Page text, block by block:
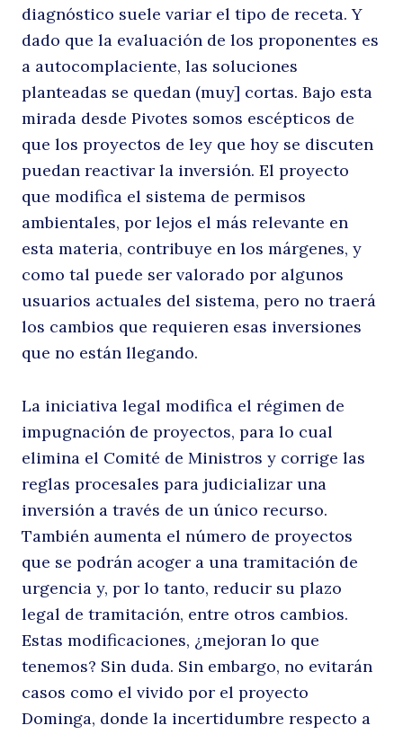
diagnóstico suele variar el tipo de receta. Y
dado que la evaluación de los proponentes es
a autocomplaciente, las soluciones
planteadas se quedan (muy] cortas. Bajo esta
mirada desde Pivotes somos escépticos de
que los proyectos de ley que hoy se discuten
puedan reactivar la inversión. El proyecto
que modifica el sistema de permisos
ambientales, por lejos el más relevante en
esta materia, contribuye en los márgenes, y
como tal puede ser valorado por algunos
usuarios actuales del sistema, pero no traerá
los cambios que requieren esas inversiones
que no están llegando.
La iniciativa legal modifica el régimen de
impugnación de proyectos, para lo cual
elimina el Comité de Ministros y corrige las
reglas procesales para judicializar una
inversión a través de un único recurso.
También aumenta el número de proyectos
que se podrán acoger a una tramitación de
urgencia y, por lo tanto, reducir su plazo
legal de tramitación, entre otros cambios.
Estas modificaciones, ¿mejoran lo que
tenemos? Sin duda. Sin embargo, no evitarán
casos como el vivido por el proyecto
Dominga, donde la incertidumbre respecto a